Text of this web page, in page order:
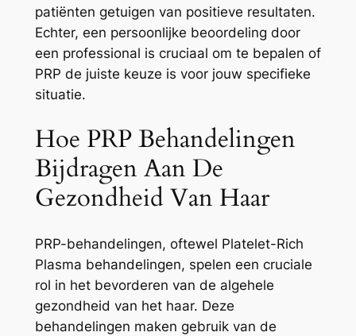
patiënten getuigen van positieve resultaten.
Echter, een persoonlijke beoordeling door
een professional is cruciaal om te bepalen of
PRP de juiste keuze is voor jouw specifieke
situatie.
Hoe PRP Behandelingen
Bijdragen Aan De
Gezondheid Van Haar
PRP-behandelingen, oftewel Platelet-Rich
Plasma behandelingen, spelen een cruciale
rol in het bevorderen van de algehele
gezondheid van het haar. Deze
behandelingen maken gebruik van de